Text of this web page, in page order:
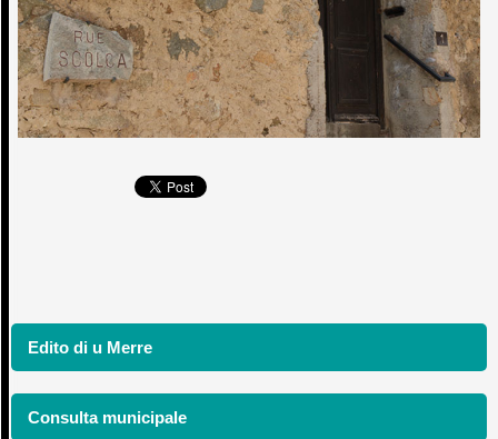
Edito di u Merre
Consulta municipale